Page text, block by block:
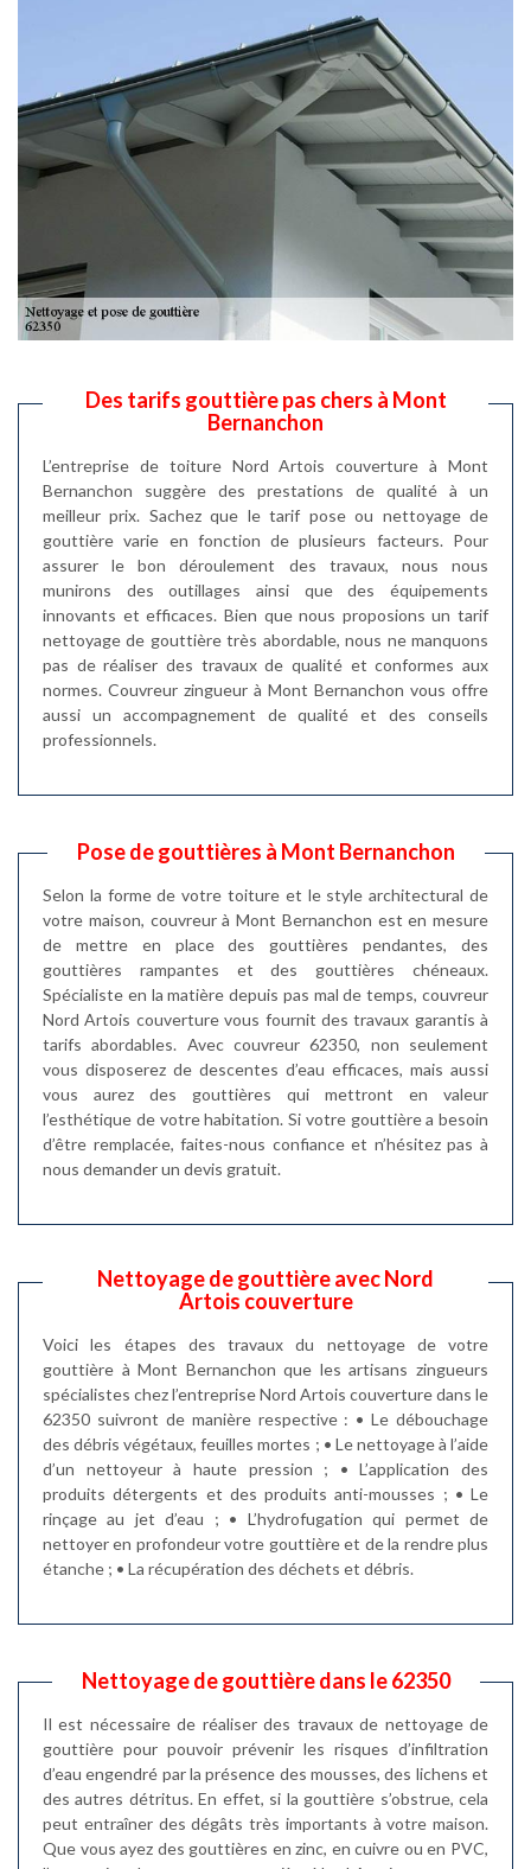
Des tarifs gouttière pas chers à Mont
Bernanchon
L’entreprise de toiture Nord Artois couverture à Mont
Bernanchon suggère des prestations de qualité à un
meilleur prix. Sachez que le tarif pose ou nettoyage de
gouttière varie en fonction de plusieurs facteurs. Pour
assurer le bon déroulement des travaux, nous nous
munirons des outillages ainsi que des équipements
innovants et efficaces. Bien que nous proposions un tarif
nettoyage de gouttière très abordable, nous ne manquons
pas de réaliser des travaux de qualité et conformes aux
normes. Couvreur zingueur à Mont Bernanchon vous offre
aussi un accompagnement de qualité et des conseils
professionnels.
Pose de gouttières à Mont Bernanchon
Selon la forme de votre toiture et le style architectural de
votre maison, couvreur à Mont Bernanchon est en mesure
de mettre en place des gouttières pendantes, des
gouttières rampantes et des gouttières chéneaux.
Spécialiste en la matière depuis pas mal de temps, couvreur
Nord Artois couverture vous fournit des travaux garantis à
tarifs abordables. Avec couvreur 62350, non seulement
vous disposerez de descentes d’eau efficaces, mais aussi
vous aurez des gouttières qui mettront en valeur
l’esthétique de votre habitation. Si votre gouttière a besoin
d’être remplacée, faites-nous confiance et n’hésitez pas à
nous demander un devis gratuit.
Nettoyage de gouttière avec Nord
Artois couverture
Voici les étapes des travaux du nettoyage de votre
gouttière à Mont Bernanchon que les artisans zingueurs
spécialistes chez l’entreprise Nord Artois couverture dans le
62350 suivront de manière respective : • Le débouchage
des débris végétaux, feuilles mortes ; • Le nettoyage à l’aide
d’un nettoyeur à haute pression ; • L’application des
produits détergents et des produits anti-mousses ; • Le
rinçage au jet d’eau ; • L’hydrofugation qui permet de
nettoyer en profondeur votre gouttière et de la rendre plus
étanche ; • La récupération des déchets et débris.
Nettoyage de gouttière dans le 62350
Il est nécessaire de réaliser des travaux de nettoyage de
gouttière pour pouvoir prévenir les risques d’infiltration
d’eau engendré par la présence des mousses, des lichens et
des autres détritus. En effet, si la gouttière s’obstrue, cela
peut entraîner des dégâts très importants à votre maison.
Que vous ayez des gouttières en zinc, en cuivre ou en PVC,